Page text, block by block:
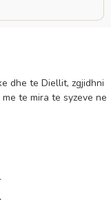
dhe te Diellit, zgjidhni
te mira te syzeve ne